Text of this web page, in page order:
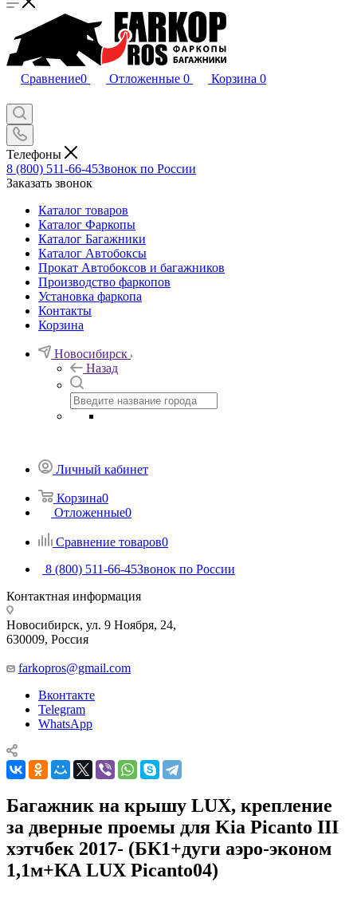
Сравнение0 Отложенные 0 Корзина 0
Телефоны
8 (800) 511-66-45Звонок по России
Заказать звонок
Каталог товаров
Каталог Фаркопы
Каталог Багажники
Каталог Автобоксы
Прокат Автобоксов и багажников
Производство фаркопов
Установка фаркопа
Контакты
Корзина
Новосибирск
Назад
Личный кабинет
Корзина0
Отложенные0
Сравнение товаров0
8 (800) 511-66-45Звонок по России
Контактная информация
Новосибирск, ул. 9 Ноября, 24,
630009, Россия
farkopros@gmail.com
Вконтакте
Telegram
WhatsApp
Багажник на крышу LUX, крепление
за дверные проемы для Kia Piсanto III
хэтчбек 2017- (БК1+дуги аэро-эконом
1,1м+КА LUX Picanto04)